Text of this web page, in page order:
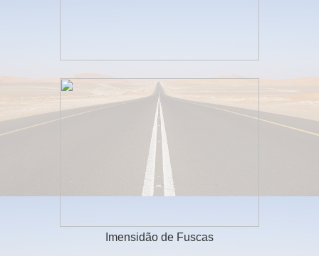
Imensidão de Fuscas